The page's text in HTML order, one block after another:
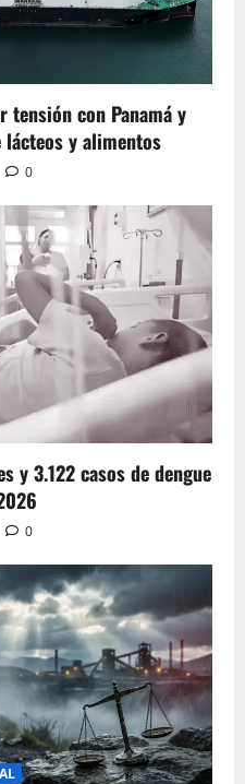
tensión con Panamá y
y alimentos
0
y 3.122 casos de dengue
0